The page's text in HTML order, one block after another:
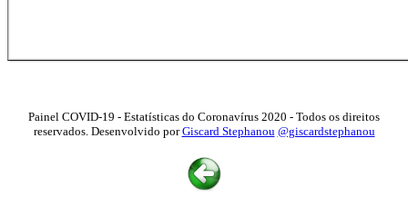
Painel COVID-19 - Estatísticas do Coronavírus 2020 - Todos os direitos
reservados. Desenvolvido porGiscard Stephanou @giscardstephanou